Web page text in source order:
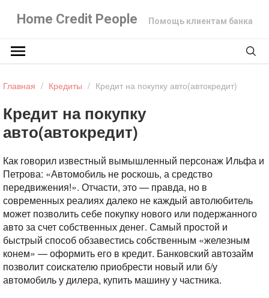
Home Credit People Помощь клиентам банка
Главная / Кредиты / Кредит на покупку авто(автокредит)
Кредит на покупку
авто(автокредит)
Как говорил известный вымышленный персонаж Ильфа и
Петрова: «Автомобиль не роскошь, а средство
передвижения!». Отчасти, это — правда, но в
современных реалиях далеко не каждый автолюбитель
может позволить себе покупку нового или подержанного
авто за счет собственных денег. Самый простой и
быстрый способ обзавестись собственным «железным
конем» — оформить его в кредит. Банковский автозайм
позволит соискателю приобрести новый или б/у
автомобиль у дилера, купить машину у частника.